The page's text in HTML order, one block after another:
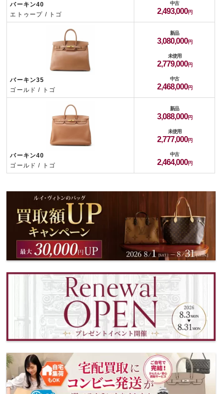
バーキン40
エトゥープ / トゴ
中古
2,493,000
バーキン35
ゴールド / トゴ
新品
3,080,000
未使用
2,779,000
中古
2,468,000
バーキン40
ゴールド / トゴ
新品
3,088,000
未使用
2,777,000
中古
2,464,000